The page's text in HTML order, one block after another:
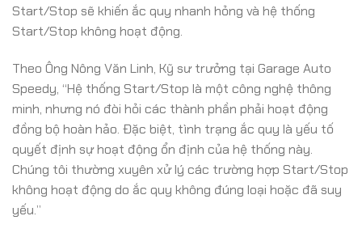
Start/Stop sẽ khiến ắc quy nhanh hỏng và hệ thống
Start/Stop không hoạt động.
Theo Ông Nông Văn Linh, Kỹ sư trưởng tại Garage Auto
Speedy, “Hệ thống Start/Stop là một công nghệ thông
minh, nhưng nó đòi hỏi các thành phần phải hoạt động
đồng bộ hoàn hảo. Đặc biệt, tình trạng ắc quy là yếu tố
quyết định sự hoạt động ổn định của hệ thống này.
Chúng tôi thường xuyên xử lý các trường hợp Start/Stop
không hoạt động do ắc quy không đúng loại hoặc đã suy
yếu.”